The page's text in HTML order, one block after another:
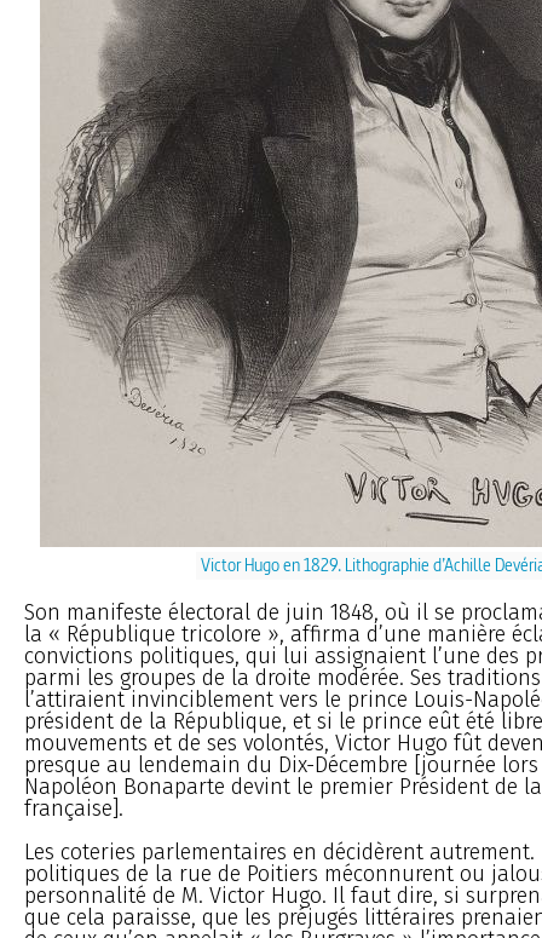
Victor Hugo en 1829. Lithographie d’Achille
Son manifeste électoral de juin 1848, où il se
la « République tricolore », affirma d’une manière
convictions politiques, qui lui assignaient l’une des
parmi les groupes de la droite modérée. Ses
l’attiraient invinciblement vers le prince Louis-
président de la République, et si le prince eût été
mouvements et de ses volontés, Victor Hugo fût
presque au lendemain du Dix-Décembre [journée
Napoléon Bonaparte devint le premier Président de
française].
Les coteries parlementaires en décidèrent autrement.
politiques de la rue de Poitiers méconnurent ou
personnalité de M. Victor Hugo. Il faut dire, si
que cela paraisse, que les préjugés littéraires